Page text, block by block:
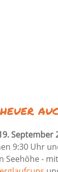
September
9:30 Uhr
Seehöhe -